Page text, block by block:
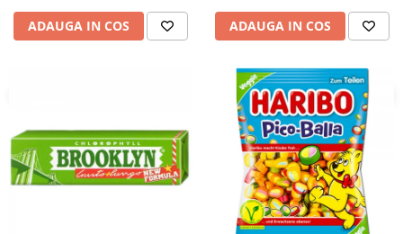
ADAUGA IN COS ADAUGA IN COS